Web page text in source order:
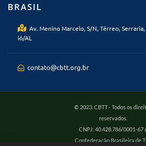
BRASIL
Av. Menino Marcelo, S/N, Térreo,
ió/AL
contato@cbtt.org.br
© 2023. CBTT - Todos os
reservados.
CNPJ: 40.428.786/0001-67
Confederação Brasileira de